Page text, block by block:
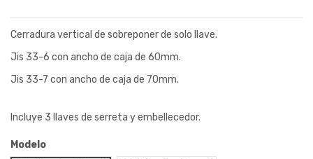
Cerradura vertical de sobreponer de solo llave.
Jis 33-6 con ancho de caja de 60mm.
Jis 33-7 con ancho de caja de 70mm.
Incluye 3 llaves de serreta y embellecedor.
Modelo